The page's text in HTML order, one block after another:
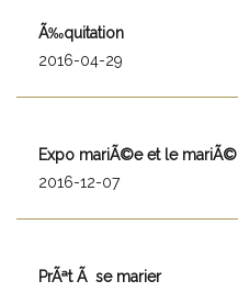
Ã‰quitation
2016-04-29
Expo mariÃ©e et le mariÃ©
2016-12-07
PrÃªt Ã se marier